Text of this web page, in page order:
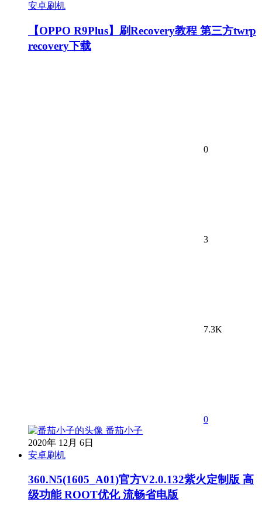
安卓刷机
【OPPO R9Plus】刷Recovery教程 第三方twrp
recovery下载
0
3
7.3K
0
番茄小子
2020年 12月 6日
安卓刷机
360.N5(1605_A01)官方V2.0.132紫火定制版 高
级功能 ROOT优化 流畅省电版